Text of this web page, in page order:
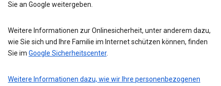
Sie an Google weitergeben.
Weitere Informationen zur Onlinesicherheit, unter anderem dazu,
wie Sie sich und Ihre Familie im Internet schützen können, finden
Sie im Google Sicherheitscenter.
Weitere Informationen dazu, wie wir Ihre personenbezogenen